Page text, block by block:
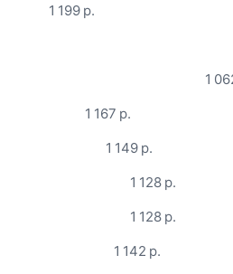
1 199 р.
1
1 167 р.
1 149 р.
1 128 р.
1 128 р.
1 142 р.